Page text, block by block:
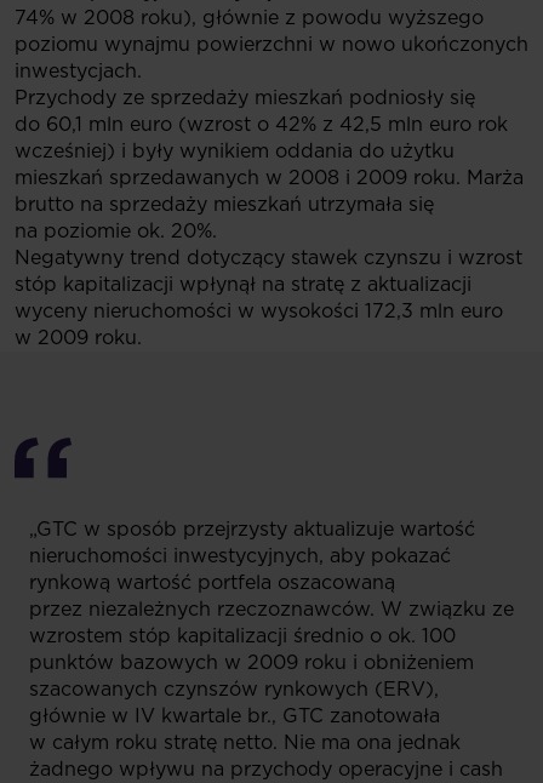
74% w 2008 roku), głównie z powodu wyższego
poziomu wynajmu powierzchni w nowo ukończonych
inwestycjach.
Przychody ze sprzedaży mieszkań podniosły się
do 60,1 mln euro (wzrost o 42% z 42,5 mln euro rok
wcześniej) i były wynikiem oddania do użytku
mieszkań sprzedawanych w 2008 i 2009 roku. Marża
brutto na sprzedaży mieszkań utrzymała się
na poziomie ok. 20%.
Negatywny trend dotyczący stawek czynszu i wzrost
stóp kapitalizacji wpłynął na stratę z aktualizacji
wyceny nieruchomości w wysokości 172,3 mln euro
w 2009 roku.
„GTC w sposób przejrzysty aktualizuje wartość
nieruchomości inwestycyjnych, aby pokazać
rynkową wartość portfela oszacowaną
przez niezależnych rzeczoznawców. W związku ze
wzrostem stóp kapitalizacji średnio o ok. 100
punktów bazowych w 2009 roku i obniżeniem
szacowanych czynszów rynkowych (ERV),
głównie w IV kwartale br., GTC zanotowała
w całym roku stratę netto. Nie ma ona jednak
żadnego wpływu na przychody operacyjne i cash